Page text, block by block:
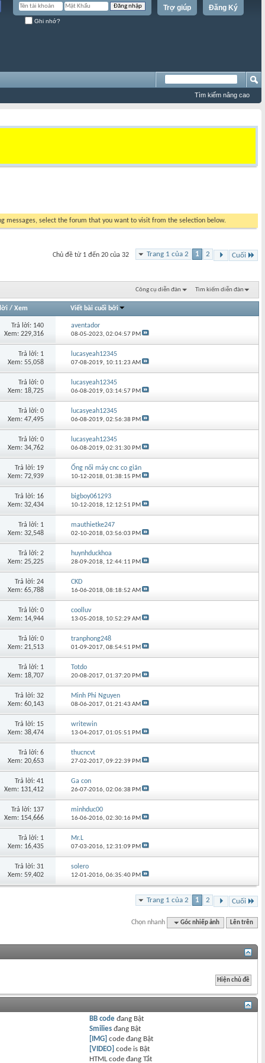
Đăng Ký
Trợ giúp
Ghi nhớ?
Tìm kiếm nâng cao
messages, select the forum that you want to visit from the selection below.
Trang 1 của 2 1 2 Cuối
Chủ đề từ 1 đến 20 của 32
Công cụ diễn đàn Tìm kiếm diễn đàn
/ Xem Viết bài cuối bởi
Trả lời: 140
Xem: 229,316
aventador
08-05-2023,02:04:57 PM
Trả lời: 1
Xem: 55,058
lucasyeah12345
07-08-2019, 10:11:23 AM
Trả lời: 0
Xem: 18,725
lucasyeah12345
06-08-2019,03:14:57 PM
Trả lời: 0
Xem: 47,495
lucasyeah12345
06-08-2019,02:56:38 PM
Trả lời: 0
Xem: 34,762
lucasyeah12345
06-08-2019,02:31:30 PM
Trả lời: 19
Xem: 72,939
Ống nối máy cnc co giãn
10-12-2018,01:38:15 PM
Trả lời: 16
Xem: 32,434
bigboy061293
10-12-2018, 12:12:51 PM
Trả lời: 1
Xem: 32,548
mauthietke247
02-10-2018,03:56:03 PM
Trả lời: 2
Xem: 25,225
huynhduckhoa
28-09-2018, 12:44:11 PM
Trả lời: 24
Xem: 65,788
CKD
16-06-2018,08:18:52 AM
Trả lời: 0
Xem: 14,944
coolluv
13-05-2018, 10:52:29 AM
Trả lời: 0
Xem: 21,513
tranphong248
01-09-2017,08:54:51 PM
Trả lời: 1
Xem: 18,707
Totdo
20-08-2017,01:37:20 PM
Trả lời: 32
Xem: 60,143
Minh Phi Nguyen
08-06-2017,01:21:43 AM
Trả lời: 15
Xem: 38,474
writewin
13-04-2017,01:05:51 PM
Trả lời: 6
Xem: 20,653
thucncvt
27-02-2017,09:22:39 PM
Trả lời: 41
Xem: 131,412
Ga con
26-07-2016,02:06:38 PM
Trả lời: 137
Xem: 154,666
minhduc00
16-06-2016,02:30:16 PM
Trả lời: 1
Xem: 16,435
Mr.L
07-03-2016, 12:31:09 PM
Trả lời: 31
Xem: 59,402
solero
12-01-2016,06:35:40 PM
Trang 1 của 2 1 2 Cuối
Chọn nhanh Góc nhiếp ảnh Lên trên
BB code đang Bật
Smilies đang Bật
[IMG] code đang Bật
[VIDEO] code is Bật
HTML code đangTắt